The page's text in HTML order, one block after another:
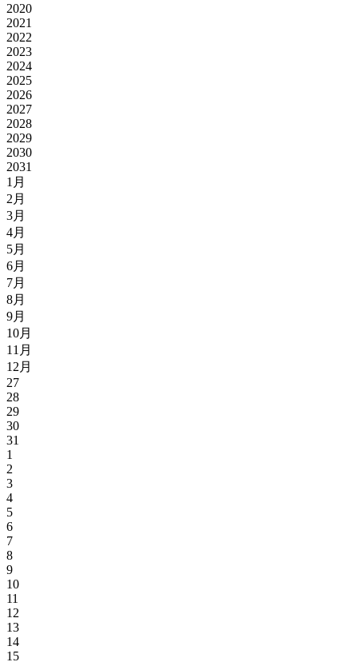
2020
2021
2022
2023
2024
2025
2026
2027
2028
2029
2030
2031
1月
2月
3月
4月
5月
6月
7月
8月
9月
10月
11月
12月
27
28
29
30
31
1
2
3
4
5
6
7
8
9
10
11
12
13
14
15